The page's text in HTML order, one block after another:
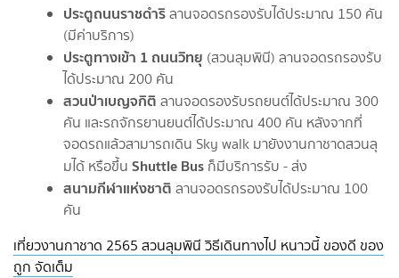
ประตูถนนราชดำริลานจอดรถรองรับได้ประมาณ 150 คัน
(มีค่าบริการ)
ประตูทางเข้า 1 ถนนวิทยุ (สวนลุมพินี) ลานจอดรถรองรับ
ได้ประมาณ 200 คัน
สวนป่าเบญจกิติ ลานจอดรองรับรถยนต์ได้ประมาณ 300
คัน และรถจักรยานยนต์ได้ประมาณ 400 คัน หลังจากที่
จอดรถแล้วสามารถเดิน Sky walk มายังงานกาชาดสวนลุ
มได้ หรือขึ้น Shuttle Bus ก็มีบริการรับ - ส่ง
สนามกีฬาแห่งชาติ ลานจอดรถรองรับได้ประมาณ 100
คัน
เที่ยวงานกาชาด 2565 สวนลุมพินี วิธีเดินทางไป หนาวนี้ ของดี ของ
ถูก จัดเต็ม